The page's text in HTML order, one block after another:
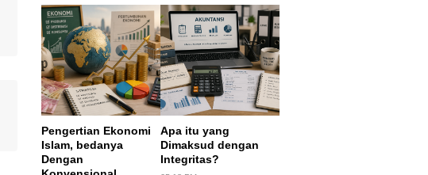
Pengertian Ekonomi
Islam, bedanya
Dengan
Apa itu yang
Dimaksud dengan
Integritas?